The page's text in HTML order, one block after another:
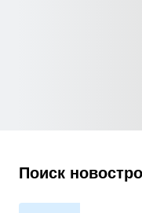
Поиск